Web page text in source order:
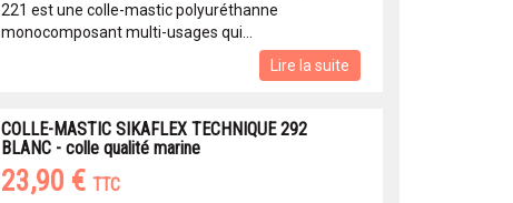
221 est une colle-mastic polyuréthanne
monocomposant multi-usages qui...
Lire la suite
COLLE-MASTIC SIKAFLEX TECHNIQUE 292
BLANC - colle qualité marine
23,90 € TTC